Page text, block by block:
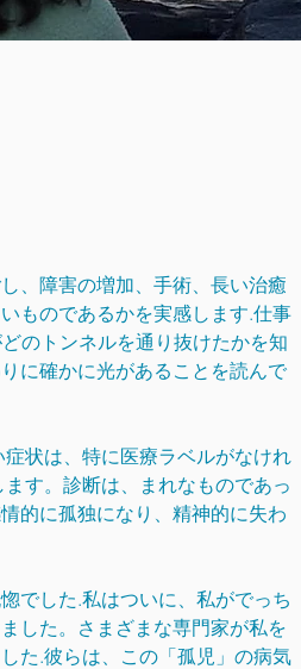
、障害の増加、手術、長い治癒
ものであるかを実感します.仕事
のトンネルを通り抜けたかを知
に確かに光があることを読んで
状は、特に医療ラベルがなけれ
す。診断は、まれなものであっ
的に孤独になり、精神的に失わ
でした.私はついに、私がでっち
した。さまざまな専門家が私を
た.彼らは、この「孤児」の病気